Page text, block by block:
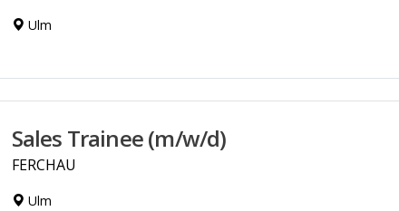
Ulm
Sales Trainee (m/w/d)
FERCHAU
Ulm